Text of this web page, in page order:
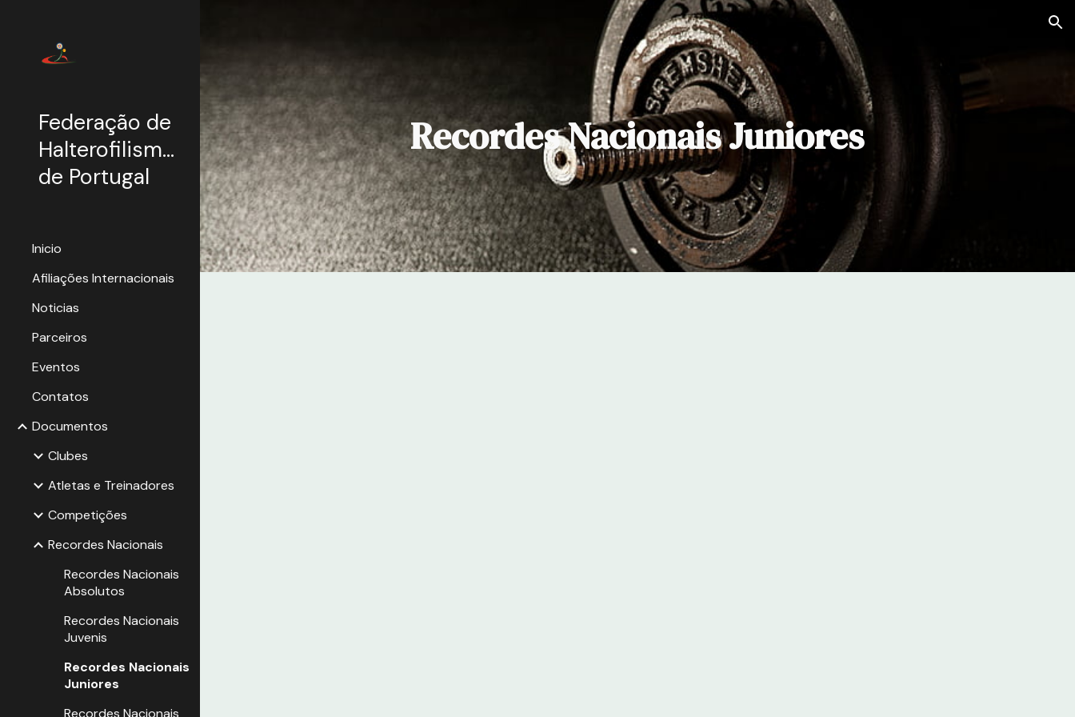
Skip to navigation
Federação de
Halterofilismo
de Portugal
Inicio
Afiliações Internacionais
Noticias
Parceiros
Eventos
Contatos
Documentos
Clubes
Atletas e Treinadores
Competições
Recordes Nacionais
Recordes Nacionais
Absolutos
Recordes Nacionais
Juvenis
Recordes Nacionais
Juniores
Recordes Nacionais
Recordes Nacionais Juniores